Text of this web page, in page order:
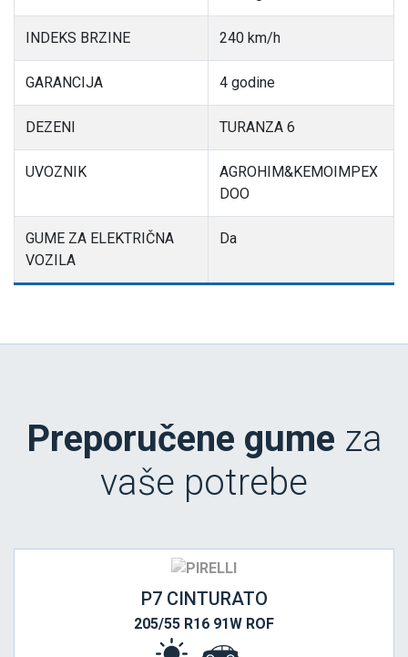
INDEKS BRZINE 240 km/h
GARANCIJA 4 godine
DEZENI TURANZA 6
UVOZNIK
AGROHIM&KEMOIMPEX
DOO
GUME ZA ELEKTRIČNA
VOZILA
Da
Preporučene gume za
vaše potrebe
P7 CINTURATO
205/55 R16 91W ROF